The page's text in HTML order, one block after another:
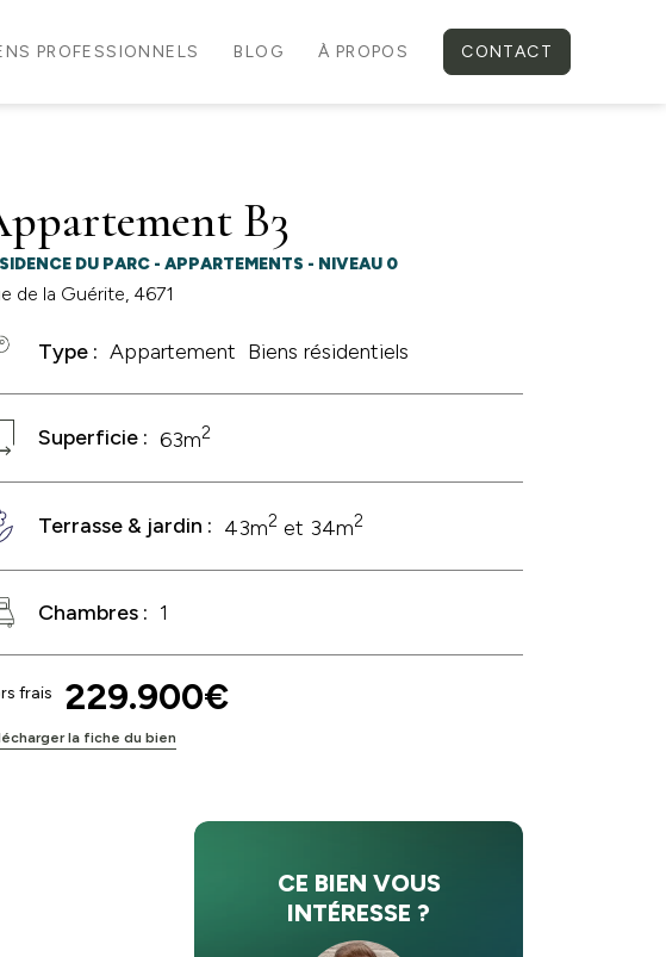
PROFESSIONNELS BLOG À PROPOS CONTACT
B3
DU PARC - APPARTEMENTS - NIVEAU 0
de la Guérite, 4671
Type : Appartement Biens résidentiels
Superficie : 63m2
Terrasse & jardin : 43m2 et 34m2
Chambres : 1
frais 229.900€
la fiche du bien
CE BIEN VOUS
INTÉRESSE ?